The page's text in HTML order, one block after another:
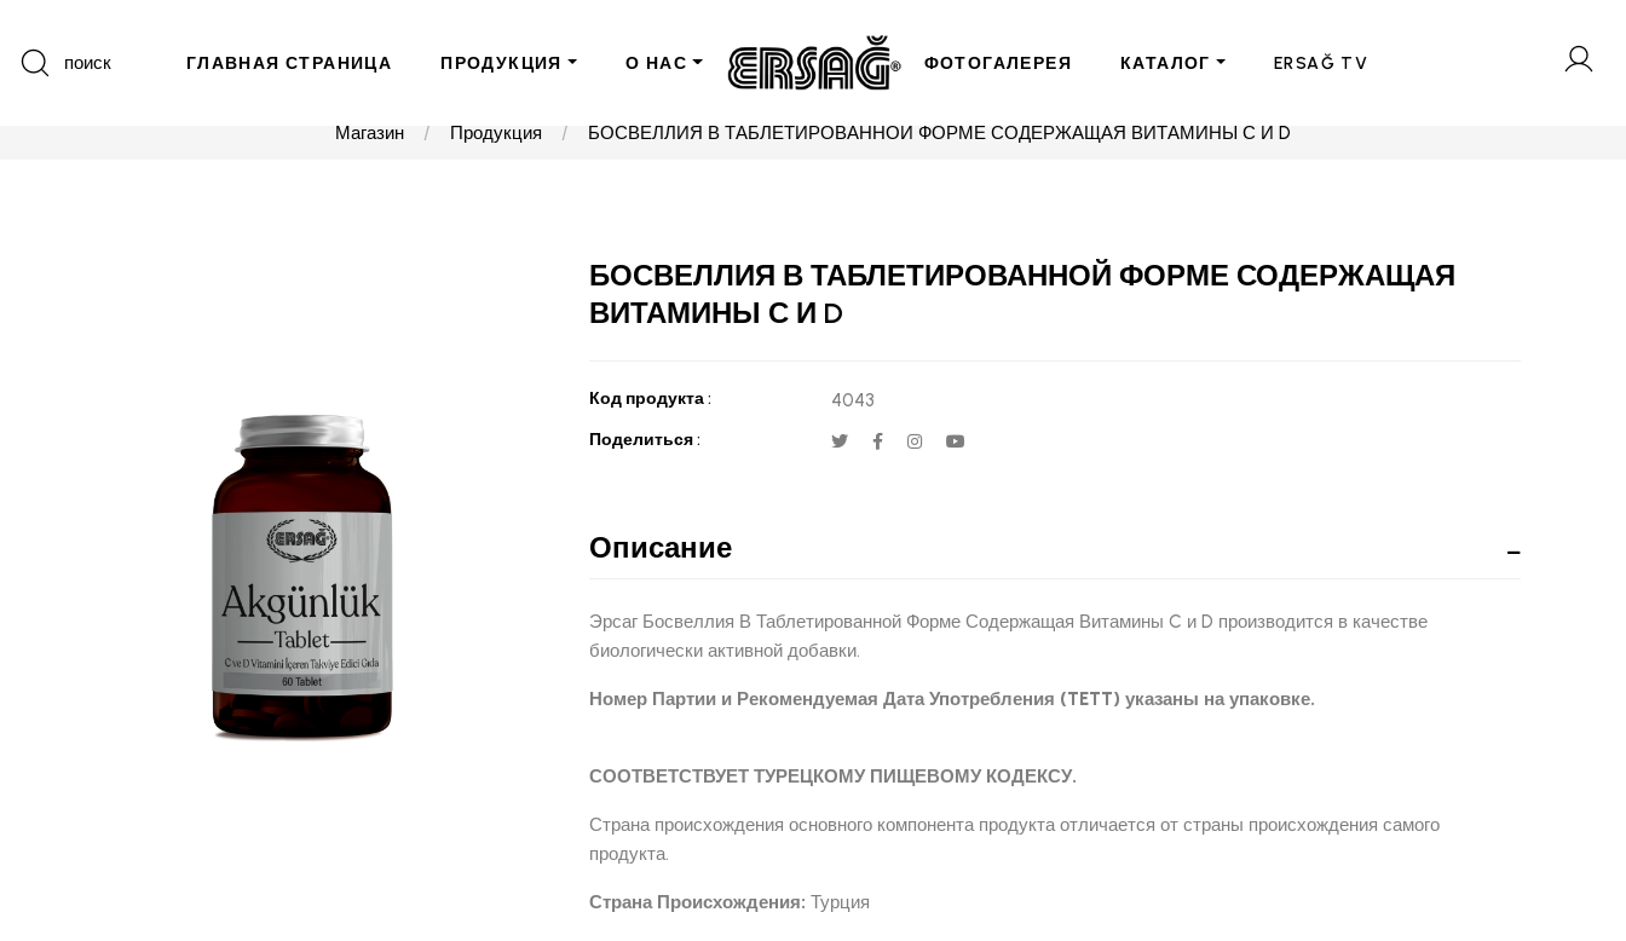
поиск ГЛАВНАЯ СТРАНИЦА ПРОДУКЦИЯ О НАС ФОТОГАЛЕРЕЯ КАТАЛОГ ERSAĞ TV
Магазин Продукция БОСВЕЛЛИЯ В ТАБЛЕТИРОВАННОЙ ФОРМЕ СОДЕРЖАЩАЯ ВИТАМИНЫ С И D
БОСВЕЛЛИЯ В ТАБЛЕТИРОВАННОЙ ФОРМЕ СОДЕРЖАЩАЯ
ВИТАМИНЫ С И D
Код продукта : 4043
Поделиться :
Описание
Эрсаг Босвеллия В Таблетированной Форме Содержащая Витамины C и D производится в качестве
биологически активной добавки.
Номер Партии и Рекомендуемая Дата Употребления (TETT) указаны на упаковке.​
СООТВЕТСТВУЕТ ТУРЕЦКОМУ ПИЩЕВОМУ КОДЕКСУ.
Страна происхождения основного компонента продукта отличается от страны происхождения самого
продукта.
Страна Происхождения: Турция